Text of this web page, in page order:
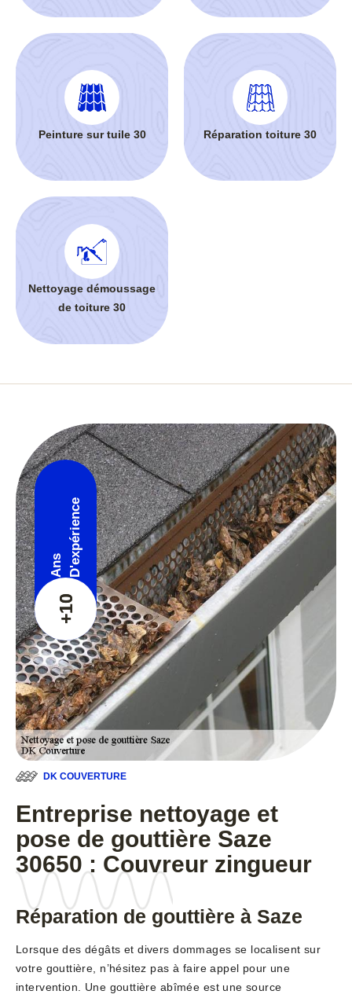
Peinture sur tuile 30 Réparation toiture 30
Nettoyage démoussage
de toiture 30
+10
Ans D'expérience
DK COUVERTURE
Entreprise nettoyage et
pose de gouttière Saze
30650 : Couvreur zingueur
Réparation de gouttière à Saze
Lorsque des dégâts et divers dommages se localisent sur
votre gouttière, n’hésitez pas à faire appel pour une
intervention. Une gouttière abîmée est une source